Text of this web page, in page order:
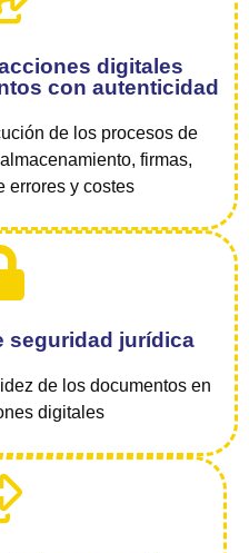
digitales
con autenticidad
de los procesos de
firmas,
y costes
seguridad jurídica
de los documentos en
digitales